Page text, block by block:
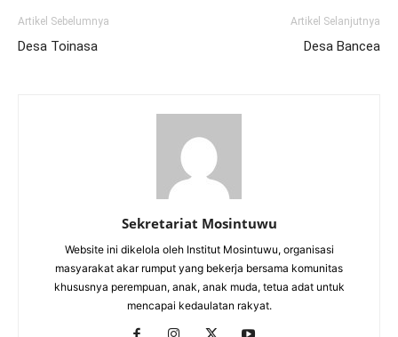
Artikel Sebelumnya
Desa Toinasa
Artikel Selanjutnya
Desa Bancea
Sekretariat Mosintuwu
Website ini dikelola oleh Institut Mosintuwu, organisasi
masyarakat akar rumput yang bekerja bersama komunitas
khususnya perempuan, anak, anak muda, tetua adat untuk
mencapai kedaulatan rakyat.